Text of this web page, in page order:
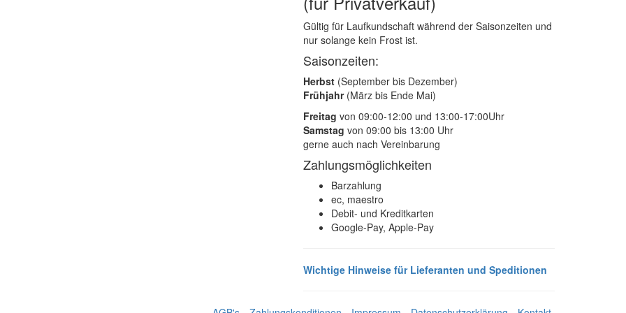
Gültig für Laufkundschaft während der Saisonzeiten und
nur solange kein Frost ist.
Saisonzeiten:
Herbst (September bis Dezember)
Frühjahr(März bis Ende Mai)
Freitag von 09:00-12:00 und 13:00-17:00Uhr
Samstag von 09:00 bis 13:00 Uhr
gerne auch nach Vereinbarung
Zahlungsmöglichkeiten
Barzahlung
ec, maestro
Debit- und Kreditkarten
Google-Pay, Apple-Pay
Wichtige Hinweise für Lieferanten und Speditionen